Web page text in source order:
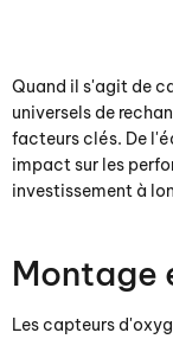
Quand il s'agit de
universels de
facteurs clés. De
impact sur les
investissement à
Montage
Les capteurs